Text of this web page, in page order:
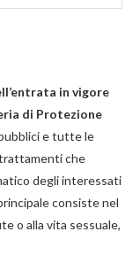
in vigore
di Protezione
e tutte le
che
degli interessati
consiste nel
o alla vita sessuale,